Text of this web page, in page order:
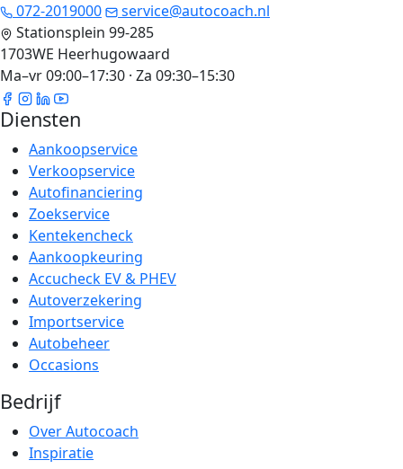
072-2019000
service@autocoach.nl
Stationsplein 99-285
1703WE Heerhugowaard
Ma–vr 09:00–17:30 · Za 09:30–15:30
Diensten
Aankoopservice
Verkoopservice
Autofinanciering
Zoekservice
Kentekencheck
Aankoopkeuring
Accucheck EV & PHEV
Autoverzekering
Importservice
Autobeheer
Occasions
Bedrijf
Over Autocoach
Inspiratie